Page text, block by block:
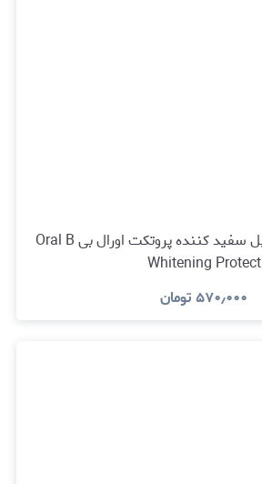
خمیر دندان 100 میل سفید کننده پروتکت اورال بی Oral B
Whitening Protect
۵۷۰٫۰۰۰تومان